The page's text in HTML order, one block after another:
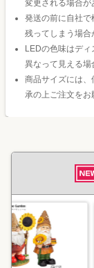
変更される場合が
発送の前に自社
残ってしまう場合
LEDの色味はデ
異なって見える場
商品サイズには、
承の上ご注文をお